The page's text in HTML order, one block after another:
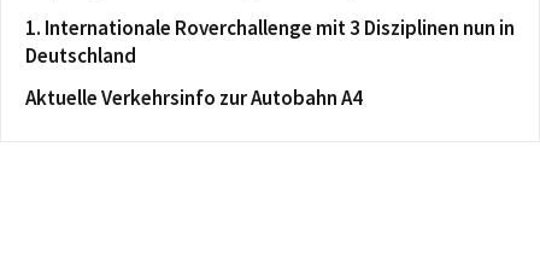
1. Internationale Roverchallenge mit 3 Disziplinen nun in
Deutschland
Aktuelle Verkehrsinfo zur Autobahn A4